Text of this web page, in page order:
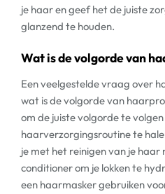
je haar en geef het de juiste
glanzend te houden.
Wat is de volgorde van
Een veelgestelde vraag over
wat is de volgorde van
om de juiste volgorde te
haarverzorgingsroutine te
je met het reinigen van je
conditioner om je lokken te
een haarmasker gebruiken